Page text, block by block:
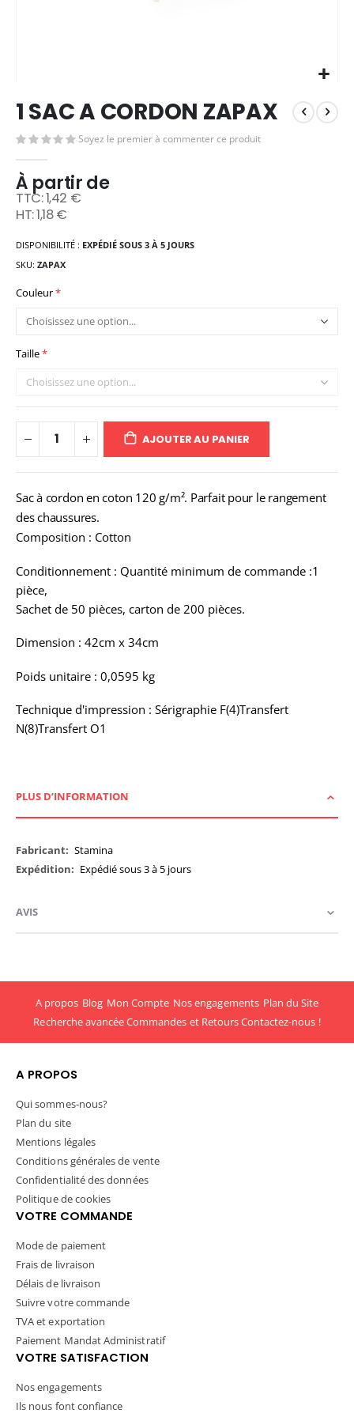
to
the
beginning
of
the
images
gallery
1 SAC A CORDON ZAPAX
Soyez le premier à commenter ce produit
À partir de
1,42 €
1,18 €
DISPONIBILITÉ : EXPÉDIÉ SOUS 3 À 5 JOURS
SKU ZAPAX
Couleur
Taille
AJOUTER AU PANIER
Sac à cordon en coton 120 g/m². Parfait pour le rangement
des chaussures.
Composition : Cotton
Conditionnement : Quantité minimum de commande :1
pièce,
Sachet de 50 pièces, carton de 200 pièces.
Dimension : 42cm x 34cm
Poids unitaire : 0,0595 kg
Technique d'impression : Sérigraphie F(4)Transfert
N(8)Transfert O1
PLUS D’INFORMATION
Plus
d’information
Stamina
Expédié sous 3 à 5 jours
AVIS
A propos Blog Mon Compte Nos engagements Plan du Site
Recherche avancéeCommandes et RetoursContactez-nous !
A PROPOS
Qui sommes-nous?
Plan du site
Mentions légales
Conditions générales de vente
Confidentialité des données
Politique de cookies
VOTRE COMMANDE
Mode de paiement
Frais de livraison
Délais de livraison
Suivre votre commande
TVA et exportation
Paiement Mandat Administratif
VOTRE SATISFACTION
Nos engagements
Ils nous font confiance